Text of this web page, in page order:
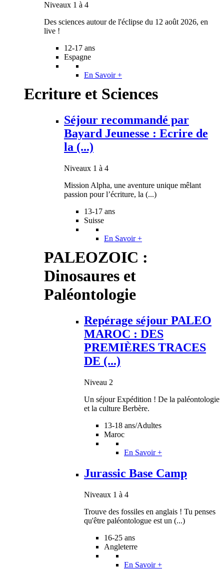
Niveaux 1 à 4
Des sciences autour de l'éclipse du 12 août 2026, en
live !
12-17 ans
Espagne
En Savoir +
Ecriture et Sciences
Séjour recommandé par
Bayard Jeunesse : Ecrire de
la (...)
Niveaux 1 à 4
Mission Alpha, une aventure unique mêlant
passion pour l’écriture, la (...)
13-17 ans
Suisse
En Savoir +
PALEOZOIC :
Dinosaures et
Paléontologie
Repérage séjour PALEO
MAROC : DES
PREMIÈRES TRACES
DE (...)
Niveau 2
Un séjour Expédition ! De la paléontologie
et la culture Berbère.
13-18 ans/Adultes
Maroc
En Savoir +
Jurassic Base Camp
Niveaux 1 à 4
Trouve des fossiles en anglais ! Tu penses
qu'être paléontologue est un (...)
16-25 ans
Angleterre
En Savoir +